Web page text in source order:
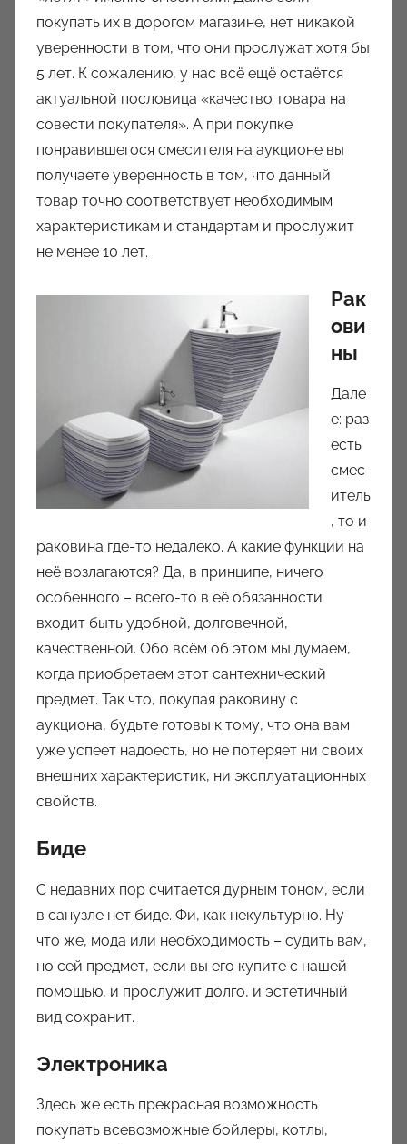
покупать их в дорогом магазине, нет никакой
уверенности в том, что они прослужат хотя бы
5 лет. К сожалению, у нас всё ещё остаётся
актуальной пословица «качество товара на
совести покупателя». А при покупке
понравившегося смесителя на аукционе вы
получаете уверенность в том, что данный
товар точно соответствует необходимым
характеристикам и стандартам и прослужит
не менее 10 лет.
Рак
ови
ны
Дале
е: раз
есть
смес
итель
, то и
раковина где-то недалеко. А какие функции на
неё возлагаются? Да, в принципе, ничего
особенного – всего-то в её обязанности
входит быть удобной, долговечной,
качественной. Обо всём об этом мы думаем,
когда приобретаем этот сантехнический
предмет. Так что, покупая раковину с
аукциона, будьте готовы к тому, что она вам
уже успеет надоесть, но не потеряет ни своих
внешних характеристик, ни эксплуатационных
свойств.
Биде
С недавних пор считается дурным тоном, если
в санузле нет биде. Фи, как некультурно. Ну
что же, мода или необходимость – судить вам,
но сей предмет, если вы его купите с нашей
помощью, и прослужит долго, и эстетичный
вид сохранит.
Электроника
Здесь же есть прекрасная возможность
покупать всевозможные бойлеры, котлы,